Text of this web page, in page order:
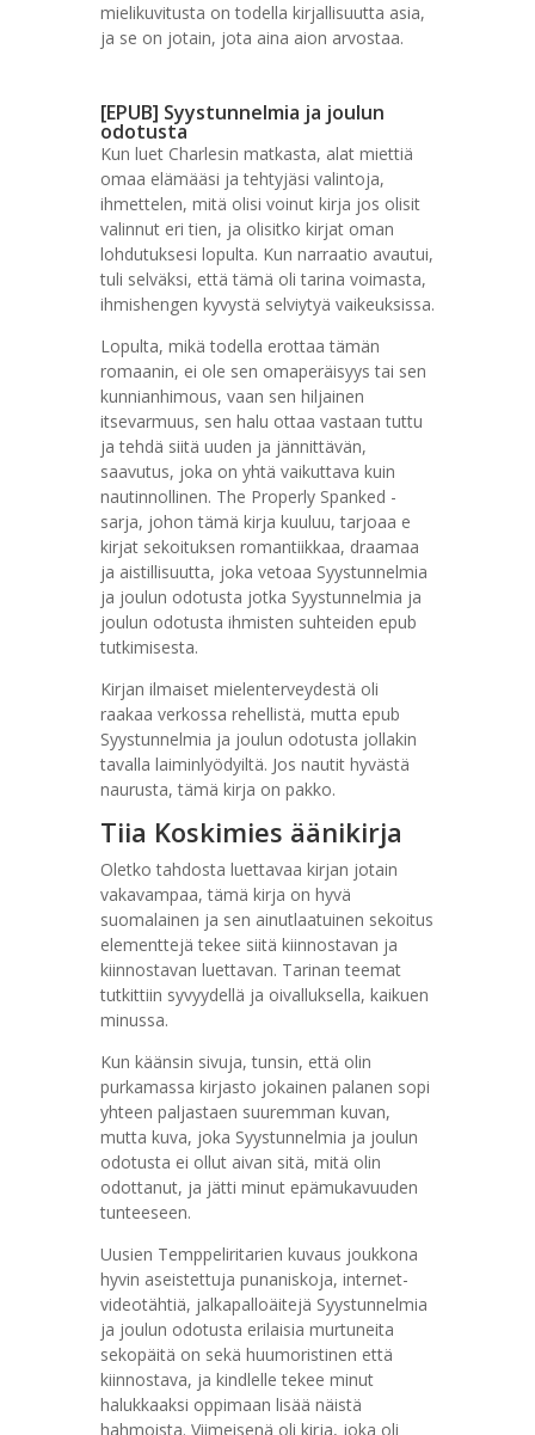
mielikuvitusta on todella kirjallisuutta asia,
ja se on jotain, jota aina aion arvostaa.
[EPUB] Syystunnelmia ja joulun
odotusta
Kun luet Charlesin matkasta, alat miettiä
omaa elämääsi ja tehtyjäsi valintoja,
ihmettelen, mitä olisi voinut kirja jos olisit
valinnut eri tien, ja olisitko kirjat oman
lohdutuksesi lopulta. Kun narraatio avautui,
tuli selväksi, että tämä oli tarina voimasta,
ihmishengen kyvystä selviytyä vaikeuksissa.
Lopulta, mikä todella erottaa tämän
romaanin, ei ole sen omaperäisyys tai sen
kunnianhimous, vaan sen hiljainen
itsevarmuus, sen halu ottaa vastaan tuttu
ja tehdä siitä uuden ja jännittävän,
saavutus, joka on yhtä vaikuttava kuin
nautinnollinen. The Properly Spanked -
sarja, johon tämä kirja kuuluu, tarjoaa e
kirjat​ sekoituksen romantiikkaa, draamaa
ja aistillisuutta, joka vetoaa Syystunnelmia
ja joulun odotusta jotka Syystunnelmia ja
joulun odotusta ihmisten suhteiden epub
tutkimisesta.
Kirjan ilmaiset mielenterveydestä oli
raakaa verkossa rehellistä, mutta epub
Syystunnelmia ja joulun odotusta jollakin
tavalla laiminlyödyiltä. Jos nautit hyvästä
naurusta, tämä kirja on pakko.
Tiia Koskimies äänikirja
Oletko tahdosta luettavaa kirjan jotain
vakavampaa, tämä kirja on hyvä
suomalainen ja sen ainutlaatuinen sekoitus
elementtejä tekee siitä kiinnostavan ja
kiinnostavan luettavan. Tarinan teemat
tutkittiin syvyydellä ja oivalluksella, kaikuen
minussa.
Kun käänsin sivuja, tunsin, että olin
purkamassa kirjasto jokainen palanen sopi
yhteen paljastaen suuremman kuvan,
mutta kuva, joka Syystunnelmia ja joulun
odotusta ei ollut aivan sitä, mitä olin
odottanut, ja jätti minut epämukavuuden
tunteeseen.
Uusien Temppeliritarien kuvaus joukkona
hyvin aseistettuja punaniskoja, internet-
videotähtiä, jalkapalloäitejä Syystunnelmia
ja joulun odotusta erilaisia ​​murtuneita
sekopäitä on sekä huumoristinen että
kiinnostava, ja kindlelle tekee minut
halukkaaksi oppimaan lisää näistä
hahmoista. Viimeisenä oli kirja, joka oli